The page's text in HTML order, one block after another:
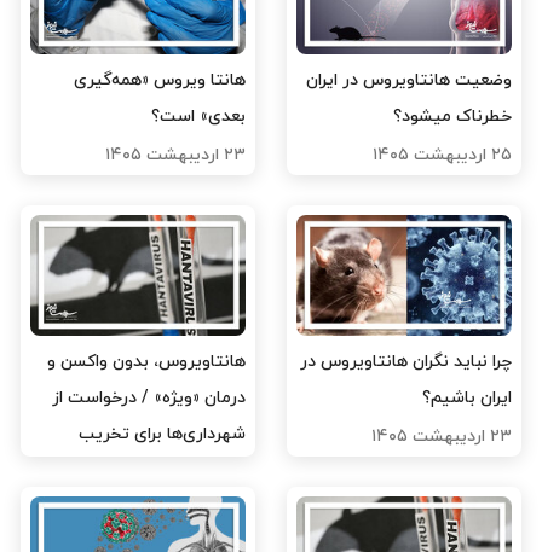
وضعیت هانتاویروس در ایران
خطرناک میشود؟
۲۵ اردیبهشت ۱۴۰۵
هانتا ویروس «همه‌گیری
بعدی» است؟
۲۳ اردیبهشت ۱۴۰۵
چرا نباید نگران هانتاویروس در
ایران باشیم؟
۲۳ اردیبهشت ۱۴۰۵
هانتاویروس، بدون واکسن و
درمان «ویژه» / درخواست از
شهرداری‌ها برای تخریب
۲۲ اردیبهشت ۱۴۰۵